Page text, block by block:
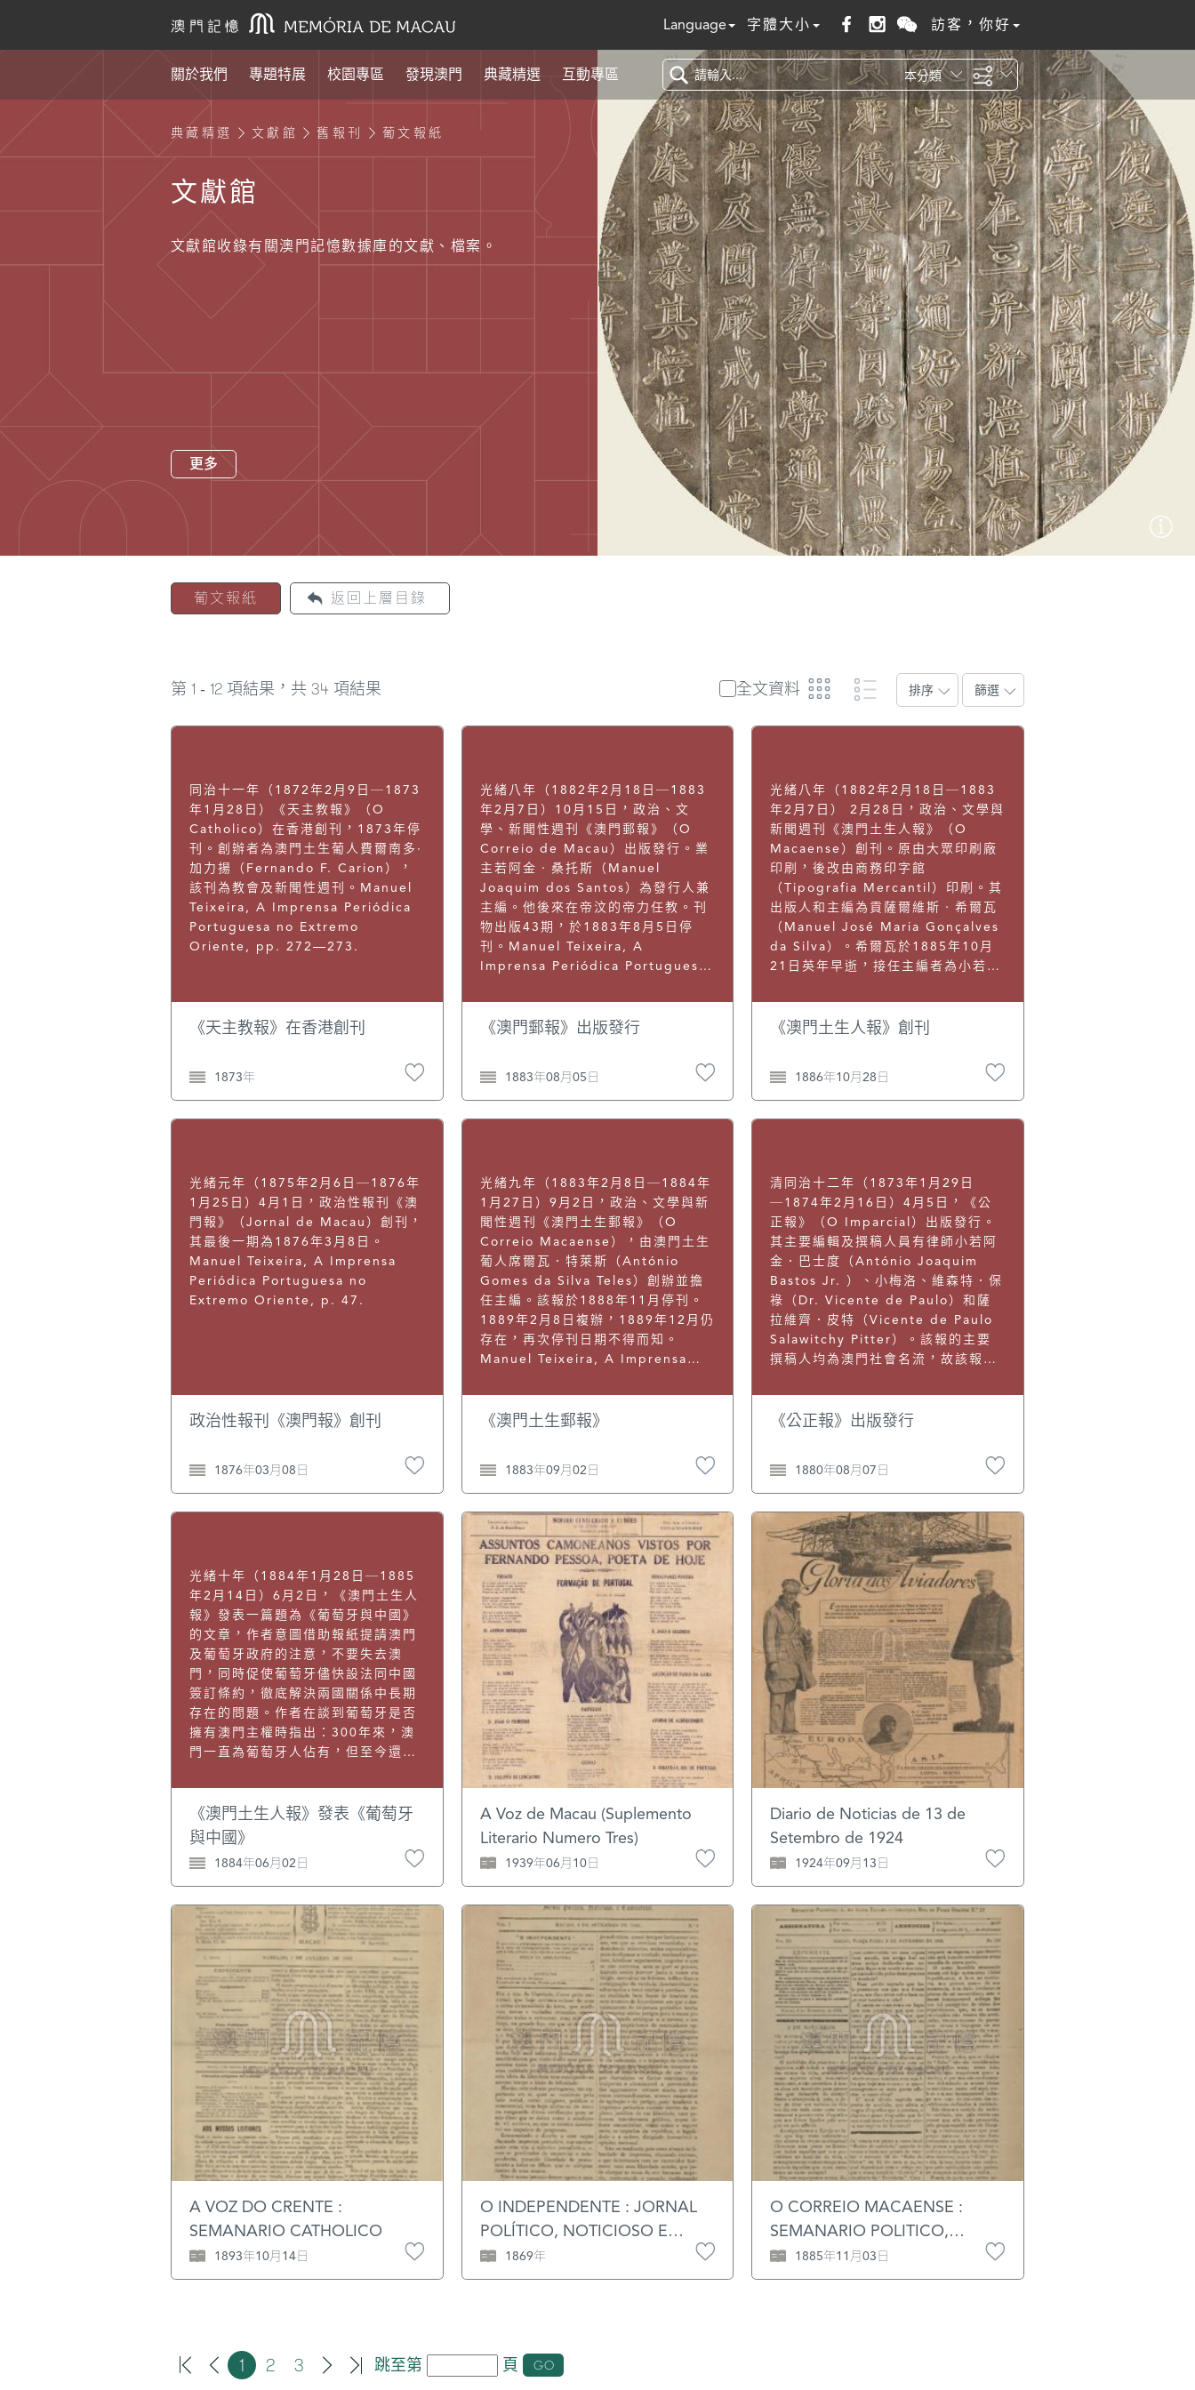
Language 字體大小 訪客，你好
關於我們 專題特展 校園專區 發現澳門 典藏精選 互動專區 本分類
全站
典藏精選 文獻館 舊報刊 葡文報紙
文獻館
文獻館收錄有關澳門記憶數據庫的文獻、檔案。
更多
葡文報紙 返回上層目錄
第 1 - 12 項結果，共 34 項結果 全文資料 排序 篩選
同治十一年（1872年2月9日─1873
年1月28日）《天主教報》（O
Catholico）在香港創刊，1873年停
刊。創辦者為澳門土生葡人費爾南多·
加力揚（Fernando F. Carion），
該刊為教會及新聞性週刊。Manuel
Teixeira, A Imprensa Periódica
Portuguesa no Extremo
Oriente, pp. 272—273.
《天主教報》在香港創刊
1873年
光緒八年（1882年2月18日─1883
年2月7日）10月15日，政治、文
學、新聞性週刊《澳門郵報》（O
Correio de Macau）出版發行。業
主若阿金‧桑托斯（Manuel
Joaquim dos Santos）為發行人兼
主編。他後來在帝汶的帝力任教。刊
物出版43期，於1883年8月5日停
刊。Manuel Teixeira, A
Imprensa Periódica Portuguesa
《澳門郵報》出版發行
1883年08月05日
光緒八年（1882年2月18日─1883
年2月7日） 2月28日，政治、文學與
新聞週刊《澳門土生人報》（O
Macaense）創刊。原由大眾印刷廠
印刷，後改由商務印字館
（Tipografia Mercantil）印刷。其
出版人和主編為貢薩爾維斯‧希爾瓦
（Manuel José Maria Gonçalves
da Silva）。希爾瓦於1885年10月
21日英年早逝，接任主編者為小若阿
土生人伯多祿‧巴爾卡 （Pedro da
Barca）、哈爾特‧米勒（J. L.
（Patrício José da Luz）。由於撰
稿人多為瞭解本地情況的澳門土生
人，故文章內容頗具本地特色。該份
週刊於1886年10月28日停刊。
Extremo Oriente, pp. 47—48;
林玉鳳：《澳門葡文報章的發展特
點》，載《澳門研究》第10期，
1993年3月。
《澳門土生人報》創刊
1886年10月28日
光緒元年（1875年2月6日─1876年
1月25日）4月1日，政治性報刊《澳
門報》（Jornal de Macau）創刊，
其最後一期為1876年3月8日。
Manuel Teixeira, A Imprensa
Periódica Portuguesa no
Extremo Oriente, p. 47.
政治性報刊《澳門報》創刊
1876年03月08日
光緒九年（1883年2月8日─1884年
1月27日）9月2日，政治、文學與新
聞性週刊《澳門土生郵報》（O
Correio Macaense），由澳門土生
葡人席爾瓦．特萊斯（António
Gomes da Silva Teles）創辦並擔
任主編。該報於1888年11月停刊。
1889年2月8日複辦，1889年12月仍
存在，再次停刊日期不得而知。
Manuel Teixeira, A Imprensa
Oriente, pp. 49—50.
《澳門土生郵報》
1883年09月02日
清同治十二年（1873年1月29日
─1874年2月16日）4月5日，《公
正報》（O Imparcial）出版發行。
其主要編輯及撰稿人員有律師小若阿
金．巴士度（António Joaquim
Bastos Jr. ）、小梅洛、維森特．保
祿（Dr. Vicente de Paulo）和薩
拉維齊．皮特（Vicente de Paulo
Salawitchy Pitter）。該報的主要
撰稿人均為澳門社會名流，故該報又
該報於1880年8月7日停刊。Manuel
Teixeira, A Imprensa Periódica
《公正報》出版發行
1880年08月07日
光緒十年（1884年1月28日─1885
年2月14日）6月2日，《澳門土生人
報》發表一篇題為《葡萄牙與中國》
的文章，作者意圖借助報紙提請澳門
及葡萄牙政府的注意，不要失去澳
門，同時促使葡萄牙儘快設法同中國
簽訂條約，徹底解決兩國關係中長期
存在的問題。作者在談到葡萄牙是否
擁有澳門主權時指出：300年來，澳
門一直為葡萄牙人佔有，但至今還沒
權的文獻。葡萄牙是如何佔有這塊殖
民地的呢？是通過割讓嗎？那麼是誰
割讓的？是中國的哪一位皇帝把香山
島南端的澳門半島賜給葡萄牙王室
的？宣佈這種領土割讓的文獻又在哪
裡？澳門是征服來的嗎？誰征服的？
征服誰？葡萄牙曾否宣戰？宣戰的理
由又是什麼？要確切地回答這些問
題，我們是拿不出任何證據的。然
而，眾所周知且無可否認的事實卻
是，中國只是容忍、准許葡萄牙人在
澳門居住或貿易，而這種准許並非毫
無代價，葡萄牙人不但要交納賦稅，
還要履行其他苛刻的義務，這種情況
直至前不久才告結束。Anexo do
Oficio do Cônsul de Portugal
em Xangai ao Ministro dos
Negócios Estrangeiros（9 de
Julho de 1884）, in A. V. de
Saldanha, ed. , Colecção de
fontes documentais para a
história das relações entre
293.
《澳門土生人報》發表《葡萄牙
與中國》
1884年06月02日
A Voz de Macau (Suplemento
Literario Numero Tres)
1939年06月10日
Diario de Noticias de 13 de
Setembro de 1924
1924年09月13日
A VOZ DO CRENTE :
SEMANARIO CATHOLICO
1893年10月14日
O INDEPENDENTE : JORNAL
POLÍTICO, NOTICIOSO E
COMMERCIAL / PROPR.
CONSTÂNCIO J. DA SILVA
1869年
O CORREIO MACAENSE :
SEMANARIO POLITICO,
LITTERARIO E DE NOTICIAS /
RED. A. DA SILVA TELLES
1885年11月03日
1 2 3 跳至第 頁 GO